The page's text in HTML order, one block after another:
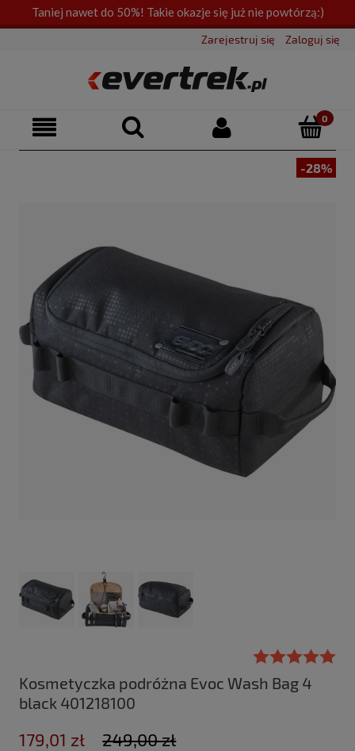
Taniej nawet do 50%! Takie okazje się już nie powtórzą:)
Zarejestruj się Zaloguj się
-28%
Kosmetyczka podróżna Evoc Wash Bag 4
black 401218100
179,01 zł 249,00 zł